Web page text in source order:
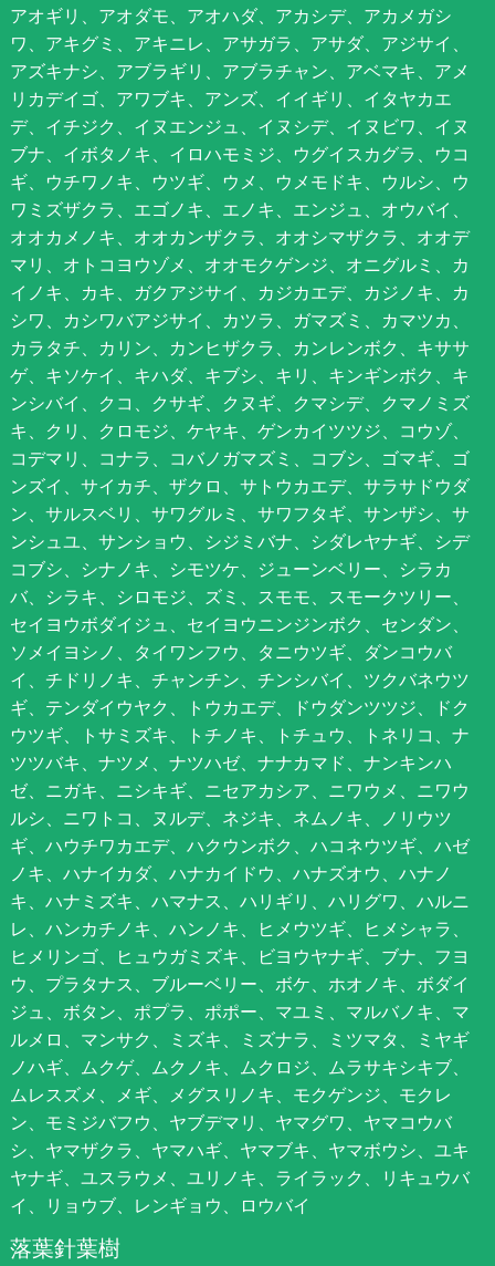
アオギリ、アオダモ、アオハダ、アカシデ、アカメガシ
ワ、アキグミ、アキニレ、アサガラ、アサダ、アジサイ、
アズキナシ、アブラギリ、アブラチャン、アベマキ、アメ
リカデイゴ、アワブキ、アンズ、イイギリ、イタヤカエ
デ、イチジク、イヌエンジュ、イヌシデ、イヌビワ、イヌ
ブナ、イボタノキ、イロハモミジ、ウグイスカグラ、ウコ
ギ、ウチワノキ、ウツギ、ウメ、ウメモドキ、ウルシ、ウ
ワミズザクラ、エゴノキ、エノキ、エンジュ、オウバイ、
オオカメノキ、オオカンザクラ、オオシマザクラ、オオデ
マリ、オトコヨウゾメ、オオモクゲンジ、オニグルミ、カ
イノキ、カキ、ガクアジサイ、カジカエデ、カジノキ、カ
シワ、カシワバアジサイ、カツラ、ガマズミ、カマツカ、
カラタチ、カリン、カンヒザクラ、カンレンボク、キササ
ゲ、キソケイ、キハダ、キブシ、キリ、キンギンボク、キ
ンシバイ、クコ、クサギ、クヌギ、クマシデ、クマノミズ
キ、クリ、クロモジ、ケヤキ、ゲンカイツツジ、コウゾ、
コデマリ、コナラ、コバノガマズミ、コブシ、ゴマギ、ゴ
ンズイ、サイカチ、ザクロ、サトウカエデ、サラサドウダ
ン、サルスベリ、サワグルミ、サワフタギ、サンザシ、サ
ンシュユ、サンショウ、シジミバナ、シダレヤナギ、シデ
コブシ、シナノキ、シモツケ、ジューンベリー、シラカ
バ、シラキ、シロモジ、ズミ、スモモ、スモークツリー、
セイヨウボダイジュ、セイヨウニンジンボク、センダン、
ソメイヨシノ、タイワンフウ、タニウツギ、ダンコウバ
イ、チドリノキ、チャンチン、チンシバイ、ツクバネウツ
ギ、テンダイウヤク、トウカエデ、ドウダンツツジ、ドク
ウツギ、トサミズキ、トチノキ、トチュウ、トネリコ、ナ
ツツバキ、ナツメ、ナツハゼ、ナナカマド、ナンキンハ
ゼ、ニガキ、ニシキギ、ニセアカシア、ニワウメ、ニワウ
ルシ、ニワトコ、ヌルデ、ネジキ、ネムノキ、ノリウツ
ギ、ハウチワカエデ、ハクウンボク、ハコネウツギ、ハゼ
ノキ、ハナイカダ、ハナカイドウ、ハナズオウ、ハナノ
キ、ハナミズキ、ハマナス、ハリギリ、ハリグワ、ハルニ
レ、ハンカチノキ、ハンノキ、ヒメウツギ、ヒメシャラ、
ヒメリンゴ、ヒュウガミズキ、ビヨウヤナギ、ブナ、フヨ
ウ、プラタナス、ブルーベリー、ボケ、ホオノキ、ボダイ
ジュ、ボタン、ポプラ、ポポー、マユミ、マルバノキ、マ
ルメロ、マンサク、ミズキ、ミズナラ、ミツマタ、ミヤギ
ノハギ、ムクゲ、ムクノキ、ムクロジ、ムラサキシキブ、
ムレスズメ、メギ、メグスリノキ、モクゲンジ、モクレ
ン、モミジバフウ、ヤブデマリ、ヤマグワ、ヤマコウバ
シ、ヤマザクラ、ヤマハギ、ヤマブキ、ヤマボウシ、ユキ
ヤナギ、ユスラウメ、ユリノキ、ライラック、リキュウバ
イ、リョウブ、レンギョウ、ロウバイ
落葉針葉樹